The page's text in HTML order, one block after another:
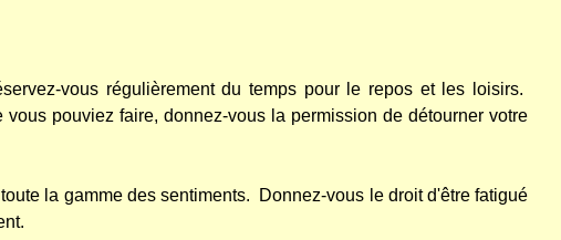
vous régulièrement du temps pour le repos et les loisirs.
pouviez faire, donnez-vous la permission de détourner votre
la gamme des sentiments.
Donnez-vous le droit d'être fatigué